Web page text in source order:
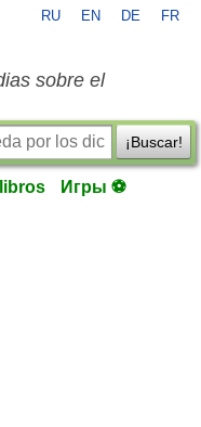
RU EN DE FR
sobre el
¡Buscar!
libros Игры ⚽